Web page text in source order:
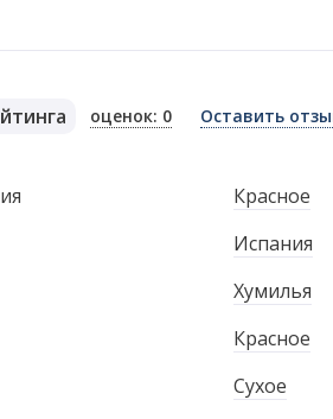
оценок: 0 Оставить
Красное
Испания
Хумилья
Красное
Сухое